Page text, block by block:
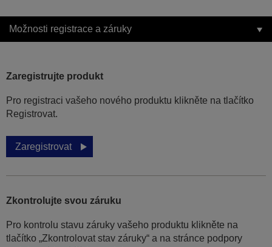
Možnosti registrace a záruky
Zaregistrujte produkt
Pro registraci vašeho nového produktu klikněte na tlačítko
Registrovat.
Zaregistrovat
Zkontrolujte svou záruku
Pro kontrolu stavu záruky vašeho produktu klikněte na
tlačítko „Zkontrolovat stav záruky“ a na stránce podpory